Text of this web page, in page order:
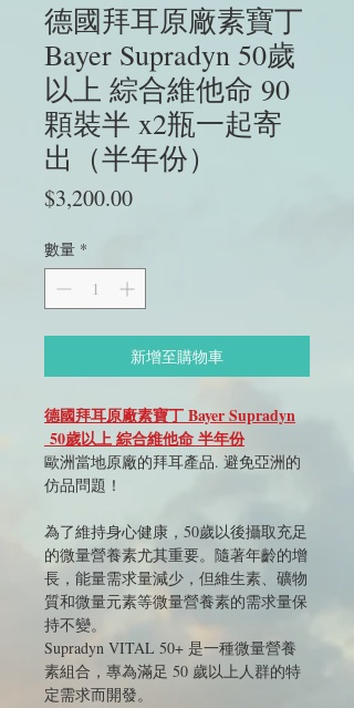
德國拜耳原廠素寶丁
Bayer Supradyn 50歲
以上 綜合維他命 90
顆裝半 x2瓶一起寄
出（半年份）
$3,200.00價
數量 *
新增至購物車
德國拜耳原廠素寶丁 Bayer Supradyn
50歲以上 綜合維他命 半年份
歐洲當地原廠的拜耳產品. 避免亞洲的
仿品問題！
為了維持身心健康，50歲以後攝取充足
的微量營養素尤其重要。隨著年齡的增
長，能量需求量減少，但維生素、礦物
質和微量元素等微量營養素的需求量保
持不變。
Supradyn VITAL 50+ 是一種微量營養
素組合，專為滿足 50 歲以上人群的特
定需求而開發。